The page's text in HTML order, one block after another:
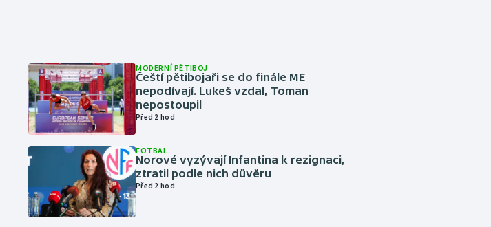
MODERNÍ PĚTIBOJ
Čeští pětibojaři se do finále ME
nepodívají. Lukeš vzdal, Toman
nepostoupil
Před 2 hod
FOTBAL
Norové vyzývají Infantina k rezignaci,
ztratil podle nich důvěru
Před 2 hod